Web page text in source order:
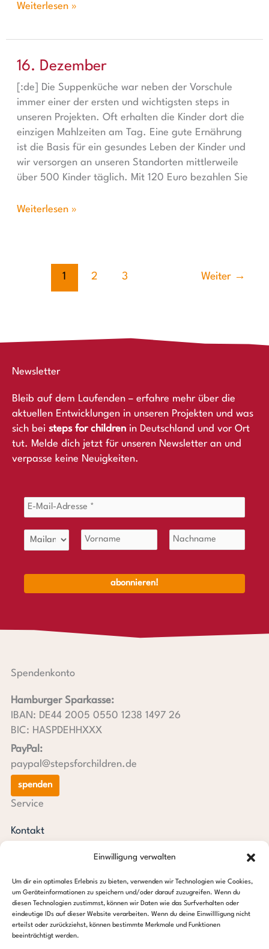
Einwilligung verwalten
Um dir ein optimales Erlebnis zu bieten, verwenden wir Technologien wie Cookies,
um Geräteinformationen zu speichern und/oder darauf zuzugreifen. Wenn du
diesen Technologien zustimmst, können wir Daten wie das Surfverhalten oder
eindeutige IDs auf dieser Website verarbeiten. Wenn du deine Einwillligung nicht
erteilst oder zurückziehst, können bestimmte Merkmale und Funktionen
beeinträchtigt werden.
Weiterlesen »
16. Dezember
[:de] Die Suppenküche war neben der Vorschule
immer einer der ersten und wichtigsten steps in
unseren Projekten. Oft erhalten die Kinder dort die
einzigen Mahlzeiten am Tag. Eine gute Ernährung
ist die Basis für ein gesundes Leben der Kinder und
wir versorgen an unseren Standorten mittlerweile
über 500 Kinder täglich. Mit 120 Euro bezahlen Sie
16. Dezember
Weiterlesen »
1 2 3 Weiter →
Newsletter
Bleib auf dem Laufenden – erfahre mehr über die
aktuellen Entwicklungen in unseren Projekten und was
sich bei steps for children in Deutschland und vor Ort
tut. Melde dich jetzt für unseren Newsletter an und
verpasse keine Neuigkeiten.
Spendenkonto
Hamburger Sparkasse:
IBAN: DE44 2005 0550 1238 1497 26
BIC: HASPDEHHXXX
PayPal:
paypal@stepsforchildren.de
spenden
Service
Kontakt
Jahresberichte
Downloads
Transparenz
Pressespiegel
Stiftung steps for children